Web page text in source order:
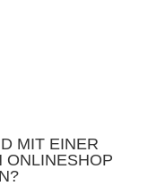
MIT EINER
ONLINESHOP